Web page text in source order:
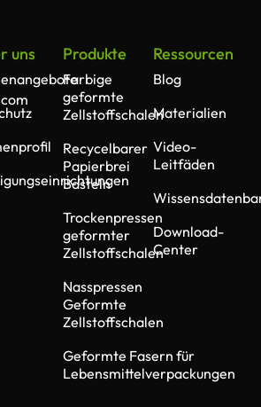
uns Produkte
Farbige
geformte
Zellstoffschalen
Recycelbarer
Papierbrei
Basteln
Trockenpressen
geformter
Zellstoffschalen
Nasspressen
Geformte
Zellstoffschalen
Geformte Fasern für
Lebensmittelverpackungen
Ressourcen
Blog
Materialien
Video-
Leitfäden
Download-
Center